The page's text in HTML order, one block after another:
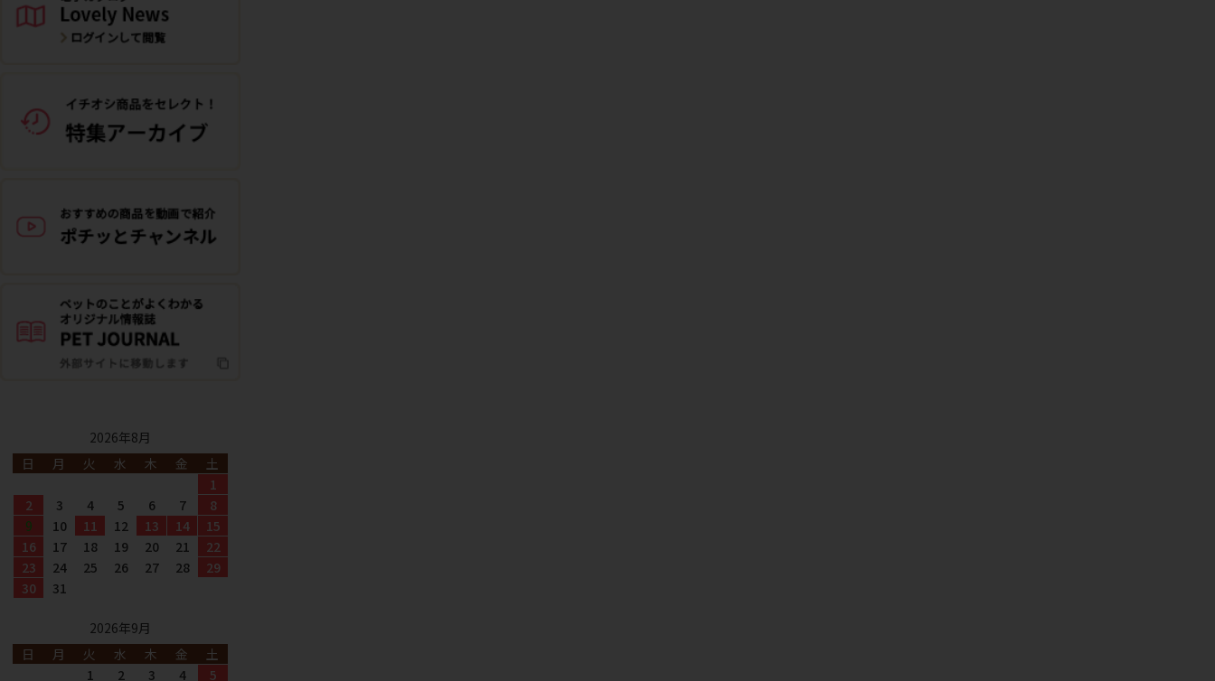
2026年8月
日
月 火 水 木 金
土
1
2
3 4 5 6 7
8
9
10 11 12 13 14
15
16
17 18 19 20 21
22
23
24 25 26 27 28
29
30
31
2026年9月
日
月 火 水 木 金
土
1
2 3 4 5